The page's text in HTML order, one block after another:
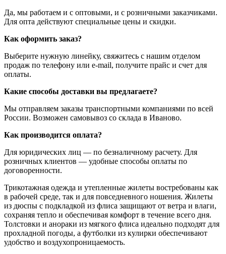
Да, мы работаем и с оптовыми, и с розничными заказчиками.
Для опта действуют специальные цены и скидки.
Как оформить заказ?
Выберите нужную линейку, свяжитесь с нашим отделом
продаж по телефону или e-mail, получите прайс и счет для
оплаты.
Какие способы доставки вы предлагаете?
Мы отправляем заказы транспортными компаниями по всей
России. Возможен самовывоз со склада в Иваново.
Как производится оплата?
Для юридических лиц — по безналичному расчету. Для
розничных клиентов — удобные способы оплаты по
договоренности.
Трикотажная одежда и утепленные жилеты востребованы как
в рабочей среде, так и для повседневного ношения. Жилеты
из дюспы с подкладкой из флиса защищают от ветра и влаги,
сохраняя тепло и обеспечивая комфорт в течение всего дня.
Толстовки и анораки из мягкого флиса идеально подходят для
прохладной погоды, а футболки из кулирки обеспечивают
удобство и воздухопроницаемость.